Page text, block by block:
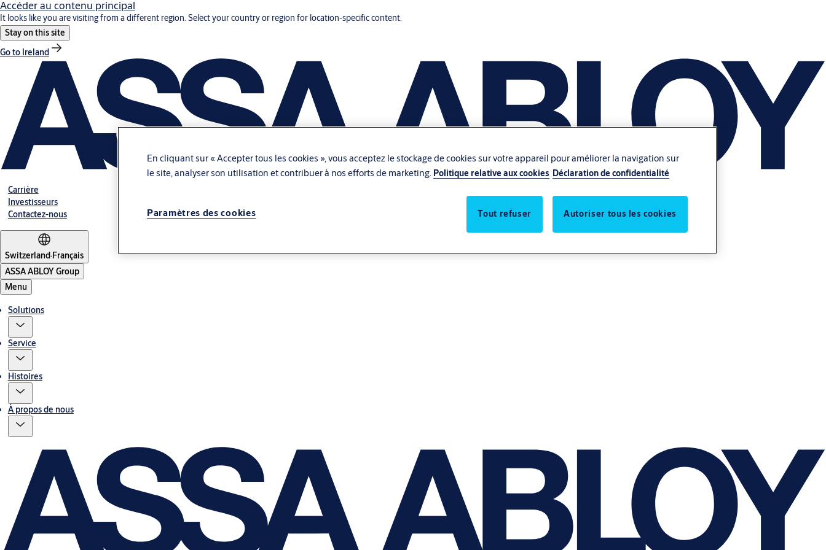
Accéder au contenu principal
It looks like you are visiting from a different region. Select your country or region for location-specific content.
Stay on this site
Go to Ireland
Carrière
Investisseurs
Contactez-nous
Switzerland·Français
ASSA ABLOY Group
Menu
Solutions
Service
Histoires
À propos de nous
En cliquant sur « Accepter tous les cookies », vous acceptez le stockage de cookies sur votre appareil pour améliorer la navigation sur
le site, analyser son utilisation et contribuer à nos efforts de marketing. Politique relative aux cookies Déclaration de confidentialité
Paramètres des cookies Tout refuser Autoriser tous les cookies